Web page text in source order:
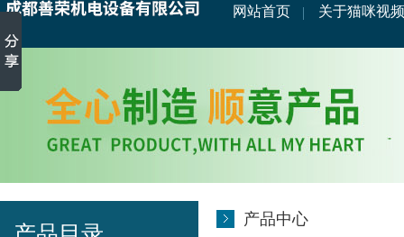
网站首页 关于猫咪视频
产品中心